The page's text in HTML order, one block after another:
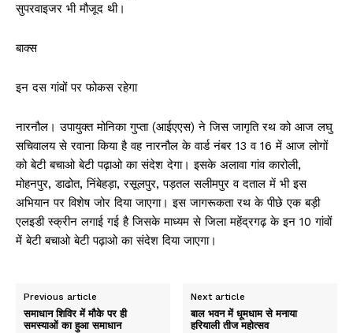
सुपरवाइजर भी मौजूद थी।
बाक्स
इन दस गांवों पर फोकस रहेगा
नारनौल। उपायुक्त मोनिका गुप्ता (आईएएस) ने जिस जागृति रथ को आज लघु
सचिवालय से रवाना किया है वह नारनौल के वार्ड नंबर 13 व 16 में आज लोगों
को बेटी बचाओ बेटी पढ़ाओ का संदेश देगा। इसके अलावा गांव कारोली,
मोहनपुर, डाढोत, निंबेहड़ा, रसूलपुर, पड़तल सलीमपुर व दताल में भी इस
अभियान पर विशेष जोर दिया जाएगा। इस जागरूकता रथ के पीछे एक बड़ी
एलइडी स्क्रीन लगाई गई है जिसके माध्यम से जिला महेंद्रगढ़ के इन 10 गांवों
में बेटी बचाओ बेटी पढ़ाओ का संदेश दिया जाएगा।
Previous article
समाधान शिविर में मौके पर ही
समस्याओं का हुआ समाधान
Next article
बाल भवन में धूमधाम से मनाया
हरियाली तीज महोत्सव